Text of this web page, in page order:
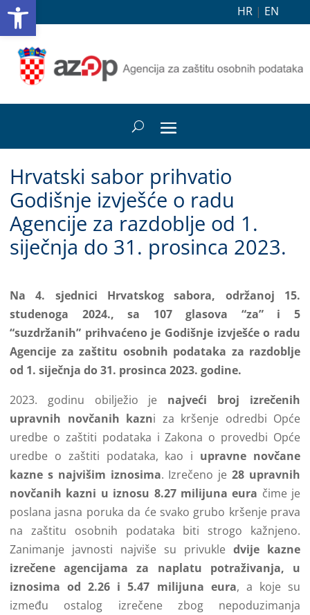
HR | EN
Hrvatski sabor prihvatio
Godišnje izvješće o radu
Agencije za razdoblje od 1.
siječnja do 31. prosinca 2023.
Na 4. sjednici Hrvatskog sabora, održanoj 15.
studenoga 2024.,sa 107 glasova “za” i 5
“suzdržanih” prihvaćeno je Godišnje izvješće o radu
Agencije za zaštitu osobnih podataka za razdoblje
od 1. siječnja do 31. prosinca 2023. godine.
2023. godinu obilježio je najveći broj izrečenih
upravnih novčanih kazni za kršenje odredbi Opće
uredbe o zaštiti podataka i Zakona o provedbi Opće
uredbe o zaštiti podataka, kao i upravne novčane
kazne s najvišim iznosima. Izrečeno je28 upravnih
novčanih kazni u iznosu 8.27 milijuna eura čime je
poslana jasna poruka da će svako grubo kršenje prava
na zaštitu osobnih podataka biti strogo kažnjeno.
Zanimanje javnosti najviše su privukle dvije kazne
izrečene agencijama za naplatu potraživanja, u
iznosima od 2.26 i 5.47 milijuna eura, a koje su
između ostalog izrečene zbog nepoduzimanja